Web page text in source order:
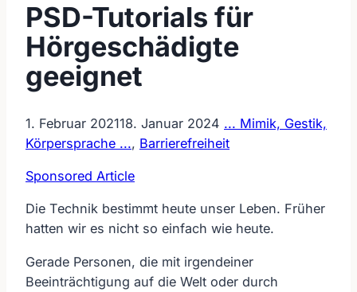
PSD-Tutorials für
Hörgeschädigte
geeignet
1. Februar 202118. Januar 2024 ... Mimik, Gestik,
Körpersprache ..., Barrierefreiheit
Sponsored Article
Die Technik bestimmt heute unser Leben. Früher
hatten wir es nicht so einfach wie heute.
Gerade Personen, die mit irgendeiner
Beeinträchtigung auf die Welt oder durch